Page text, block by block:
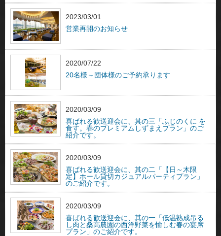
2023/03/01
営業再開のお知らせ
2020/07/22
20名様～団体様のご予約承ります
2020/03/09
喜ばれる歓送迎会に、其の三「ふじのくに を
食す。春のプレミアムしずまえプラン」のご
紹介です。
2020/03/09
喜ばれる歓送迎会に、其の二「【日～木限
定】ホール貸切カジュアルパーティプラン」
のご紹介です。
2020/03/09
喜ばれる歓送迎会に、其の一「低温熟成吊る
し肉と桑高農園の西洋野菜を愉しむ春の宴席
プラン」のご紹介です。